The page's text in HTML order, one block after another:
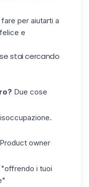
per aiutarti a
e
se stai cercando
Due cose
owner
i tuoi